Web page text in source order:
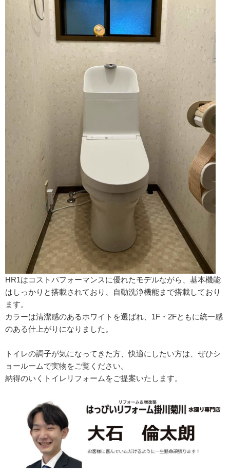
HR1はコストパフォーマンスに優れたモデルながら、基本機能
はしっかりと搭載されており、自動洗浄機能まで搭載しており
ます。
カラーは清潔感のあるホワイトを選ばれ、1F・2Fともに統一感
のある仕上がりになりました。
トイレの調子が気になってきた方、快適にしたい方は、ぜひシ
ョールームで実物をご覧ください。
納得のいくトイレリフォームをご提案いたします。